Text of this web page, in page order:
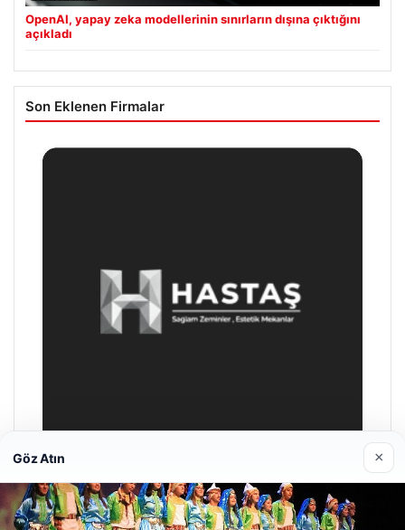
OpenAI, yapay zeka modellerinin sınırların dışına çıktığını
açıkladı
Son Eklenen Firmalar
Enes Kaplan Avukatlık Bürosu
28/04/2026
Göz Atın ×